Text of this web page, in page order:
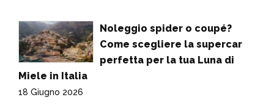
Noleggio spider o coupé?
Come scegliere la supercar
perfetta per la tua Luna di
Miele in Italia
18 Giugno 2026